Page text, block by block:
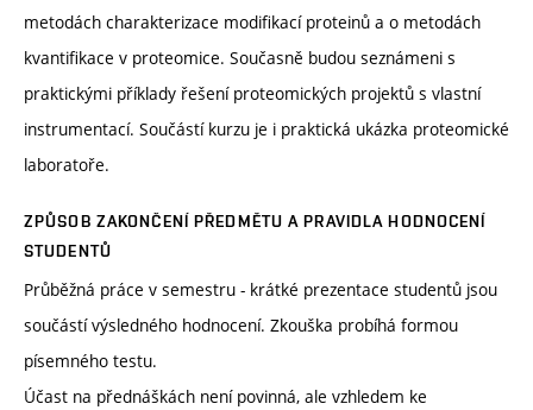
metodách charakterizace modifikací proteinů a o metodách
kvantifikace v proteomice. Současně budou seznámeni s
praktickými příklady řešení proteomických projektů s vlastní
instrumentací. Součástí kurzu je i praktická ukázka proteomické
laboratoře.
ZPŮSOB ZAKONČENÍ PŘEDMĚTU A PRAVIDLA HODNOCENÍ
STUDENTŮ
Průběžná práce v semestru - krátké prezentace studentů jsou
součástí výsledného hodnocení. Zkouška probíhá formou
písemného testu.
Účast na přednáškách není povinná, ale vzhledem ke